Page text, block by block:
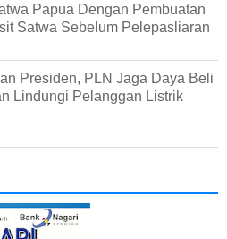
Papua Dengan Pembuatan
Satwa Sebelum Pelepasliaran
Presiden, PLN Jaga Daya Beli
Lindungi Pelanggan Listrik